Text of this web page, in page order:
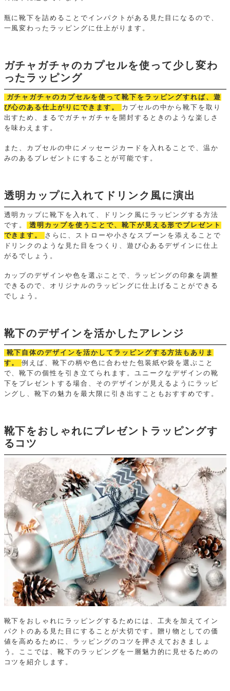
瓶に靴下を詰めることでインパクトがある見た目になるので、
一風変わったラッピングに仕上がります。
ガチャガチャのカプセルを使って少し変わ
ったラッピング
ガチャガチャのカプセルを使って靴下をラッピングすれば、遊
び心のある仕上がりにできます。
カプセルの中から靴下を取り
出すため、まるでガチャガチャを開封するときのような楽しさ
を味わえます。
また、カプセルの中にメッセージカードを入れることで、温か
みのあるプレゼントにすることが可能です。
透明カップに入れてドリンク風に演出
透明カップに靴下を入れて、ドリンク風にラッピングする方法
です。
透明カップを使うことで、靴下が見える形でプレゼント
できます。
さらに、ストローや小さなスプーンを添えることで
ドリンクのような見た目をつくり、遊び心あるデザインに仕上
がるでしょう。
カップのデザインや色を選ぶことで、ラッピングの印象を調整
できるので、オリジナルのラッピングに仕上げることができる
でしょう。
靴下のデザインを活かしたアレンジ
靴下自体のデザインを活かしてラッピングする方法もありま
す。
例えば、靴下の柄や色に合わせた包装紙や袋を選ぶこと
で、靴下の個性を引き立てられます。ユニークなデザインの靴
下をプレゼントする場合、そのデザインが見えるようにラッピ
ングし、靴下の魅力を最大限に引き出すこともおすすめです。
靴下をおしゃれにプレゼントラッピングす
るコツ
靴下をおしゃれにラッピングするためには、工夫を加えてイン
パクトのある見た目にすることが大切です。贈り物としての価
値を高めるために、ラッピングのコツを押さえておきましょ
う。ここでは、靴下のラッピングを一層魅力的に見せるための
コツを紹介します。